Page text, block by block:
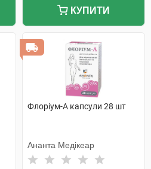
КУПИТИ
Флоріум-А капсули 28 шт
Ананта Медікеар